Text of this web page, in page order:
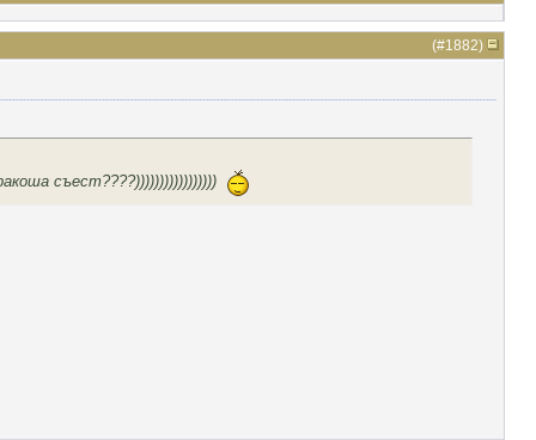
(#1882)
съест????)))))))))))))))))